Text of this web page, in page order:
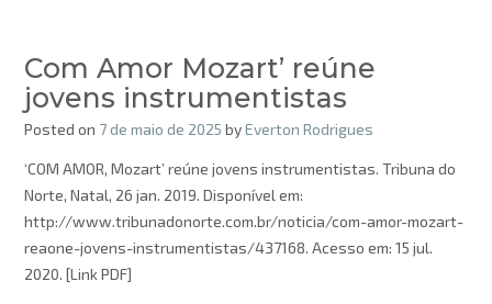
Com Amor Mozart’ reúne
jovens instrumentistas
Posted on 7 de maio de 2025 byEverton Rodrigues
‘COM AMOR, Mozart’ reúne jovens instrumentistas. Tribuna do
Norte, Natal, 26 jan. 2019. Disponível em:
http://www.tribunadonorte.com.br/noticia/com-amor-mozart-
reaone-jovens-instrumentistas/437168. Acesso em: 15 jul.
2020. [Link PDF]